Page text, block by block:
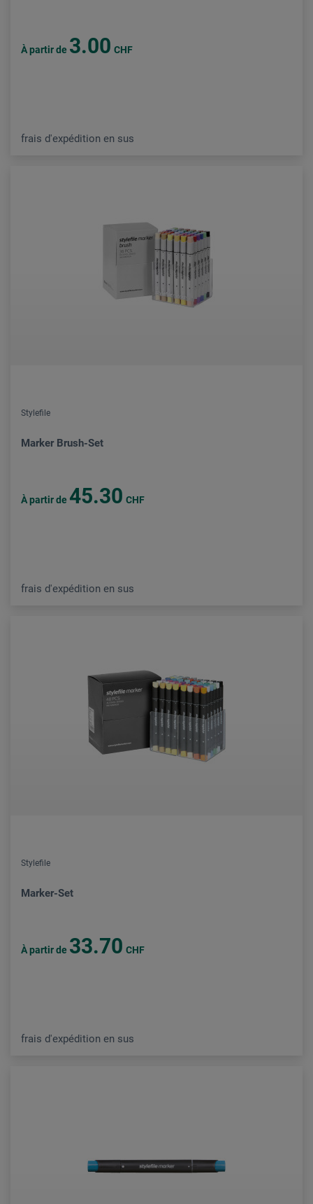
À partir de 3.00 CHF
frais d'expédition en sus
Stylefile
Marker Brush-Set
À partir de 45.30 CHF
frais d'expédition en sus
Stylefile
Marker-Set
À partir de 33.70 CHF
frais d'expédition en sus